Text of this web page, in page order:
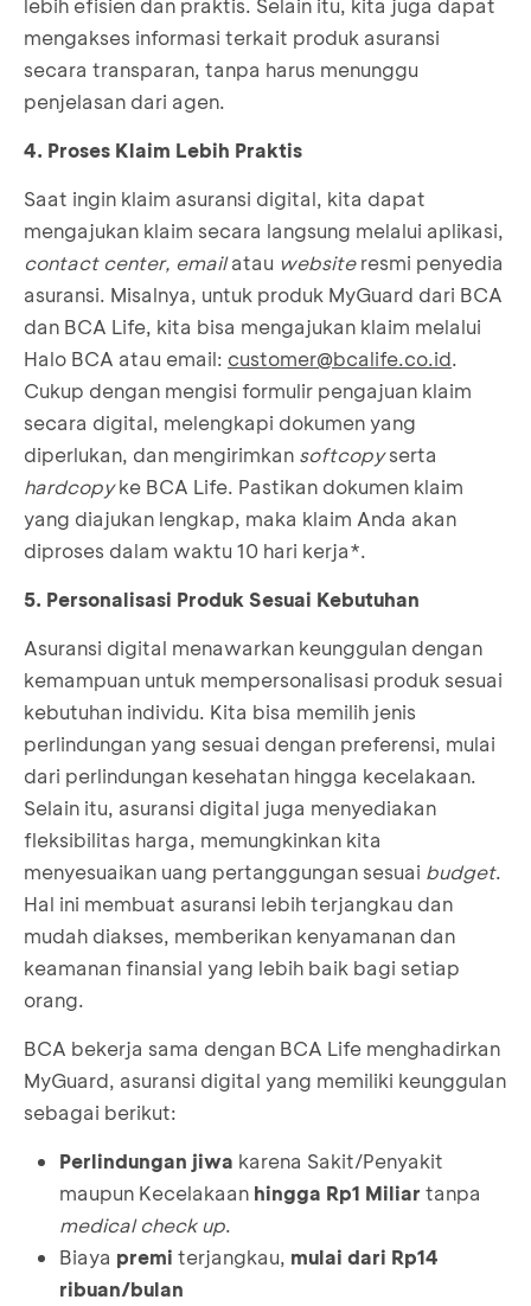
mengakses informasi terkait produk asuransi
secara transparan, tanpa harus menunggu
penjelasan dari agen.
4. Proses Klaim Lebih Praktis
Saat ingin klaim asuransi digital, kita dapat
mengajukan klaim secara langsung melalui aplikasi,
contact center, emailatau websiteresmi penyedia
asuransi. Misalnya, untuk produk MyGuard dari BCA
dan BCA Life, kita bisa mengajukan klaim melalui
Halo BCA atau email: customer@bcalife.co.id.
Cukup dengan mengisi formulir pengajuan klaim
secara digital, melengkapi dokumen yang
diperlukan, dan mengirimkan softcopyserta
hardcopyke BCA Life. Pastikan dokumen klaim
yang diajukan lengkap, maka klaim Anda akan
diproses dalam waktu 10 hari kerja*.
5. Personalisasi Produk Sesuai Kebutuhan
Asuransi digital menawarkan keunggulan dengan
kemampuan untuk mempersonalisasi produk sesuai
kebutuhan individu. Kita bisa memilih jenis
perlindungan yang sesuai dengan preferensi, mulai
dari perlindungan kesehatan hingga kecelakaan.
Selain itu, asuransi digital juga menyediakan
fleksibilitas harga, memungkinkan kita
menyesuaikan uang pertanggungan sesuai budget.
Hal ini membuat asuransi lebih terjangkau dan
mudah diakses, memberikan kenyamanan dan
keamanan finansial yang lebih baik bagi setiap
orang.
BCA bekerja sama dengan BCA Life menghadirkan
MyGuard, asuransi digital yang memiliki keunggulan
sebagai berikut:
Perlindungan jiwa karena Sakit/Penyakit
maupun Kecelakaan hingga Rp1 Miliar tanpa
medical check up.
Biaya premi terjangkau, mulai dari Rp14
ribuan/bulan